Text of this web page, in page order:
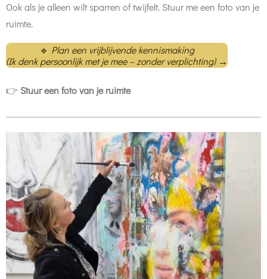
Ook als je alleen wilt sparren of twijfelt. Stuur me een foto van je
ruimte.
🔹 Plan een vrijblijvende kennismaking
(Ik denk persoonlijk met je mee – zonder verplichting) →
👉 Stuur een foto van je ruimte